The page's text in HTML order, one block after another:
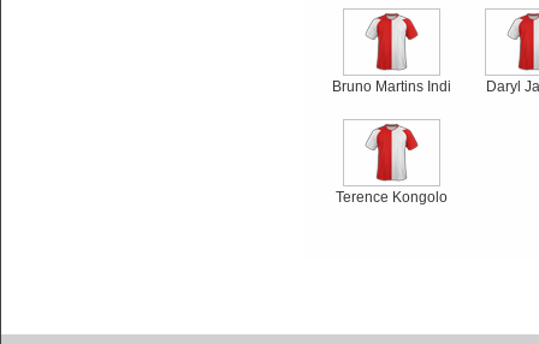
Bruno Martins Indi Daryl
Terence Kongolo